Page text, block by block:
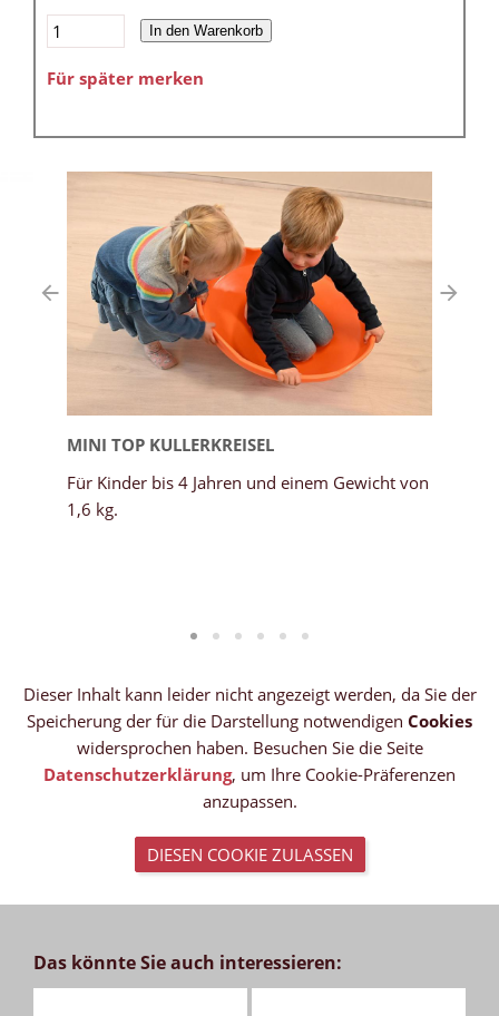
In den Warenkorb
Für später merken
MINI TOP KULLERKREISEL
Für Kinder bis 4 Jahren und einem Gewicht von
1,6 kg.
Dieser Inhalt kann leider nicht angezeigt werden, da Sie der
Speicherung der für die Darstellung notwendigen Cookies
widersprochen haben. Besuchen Sie die Seite
Datenschutzerklärung, um Ihre Cookie-Präferenzen
anzupassen.
DIESEN COOKIE ZULASSEN
Das könnte Sie auch interessieren: